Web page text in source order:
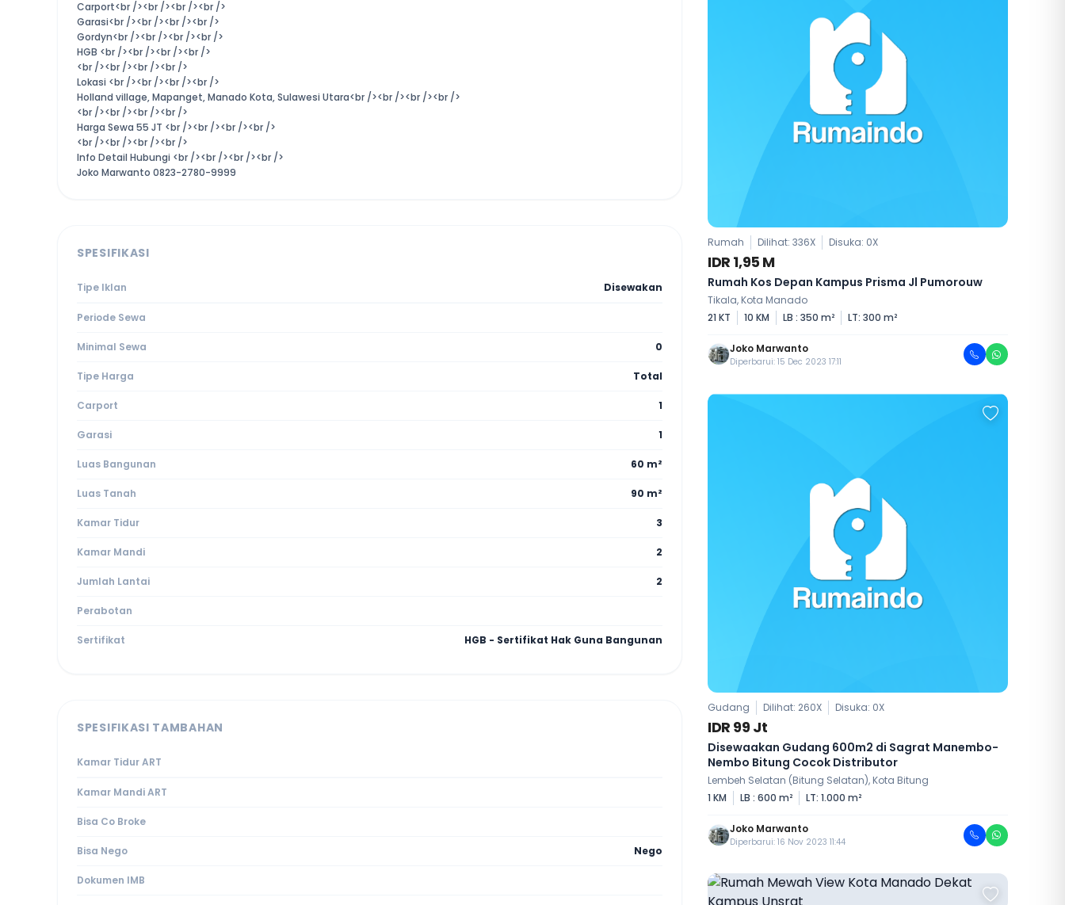
Carport<br /><br /><br /><br />
Garasi<br /><br /><br /><br />
Gordyn<br /><br /><br /><br />
HGB <br /><br /><br /><br />
<br /><br /><br /><br />
Lokasi <br /><br /><br /><br />
Holland village, Mapanget, Manado Kota, Sulawesi Utara<br /><br /><br /><br />
<br /><br /><br /><br />
Harga Sewa 55 JT <br /><br /><br /><br />
<br /><br /><br /><br />
Info Detail Hubungi <br /><br /><br /><br />
Joko Marwanto 0823-2780-9999
SPESIFIKASI
Tipe Iklan Disewakan
Periode Sewa
Minimal Sewa 0
Tipe Harga Total
Carport 1
Garasi 1
Luas Bangunan 60 m²
Luas Tanah 90 m²
Kamar Tidur 3
Kamar Mandi 2
Jumlah Lantai 2
Perabotan
Sertifikat HGB - Sertifikat Hak Guna Bangunan
SPESIFIKASI TAMBAHAN
Kamar Tidur ART
Kamar Mandi ART
Bisa Co Broke
Bisa Nego Nego
Dokumen IMB
Rumah Dilihat: 336X Disuka: 0X
IDR 1,95 M
Rumah Kos Depan Kampus Prisma Jl Pumorouw
Tikala, Kota Manado
21 KT
10 KM LB : 350 m² LT: 300 m²
Joko Marwanto
Diperbarui: 15 Dec 2023 17:11
Gudang Dilihat: 260X Disuka: 0X
IDR 99 Jt
Disewaakan Gudang 600m2 di Sagrat Manembo-
Nembo Bitung Cocok Distributor
Lembeh Selatan (Bitung Selatan), Kota Bitung
1 KM
LB : 600 m² LT: 1.000 m²
Joko Marwanto
Diperbarui: 16 Nov 2023 11:44